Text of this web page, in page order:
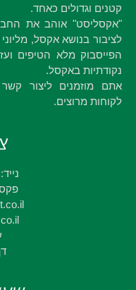
קטנים וגדולים כאחד.
"אקסליסט" אוהב את
לציבור בנושא אקסל,
הפייסבוק מלא הטיפים
נקודתיות באקסל.
אתם מוזמנים ליצור
לקוחות מרוצים.
נייד: 052-2228321
פקס: 03-